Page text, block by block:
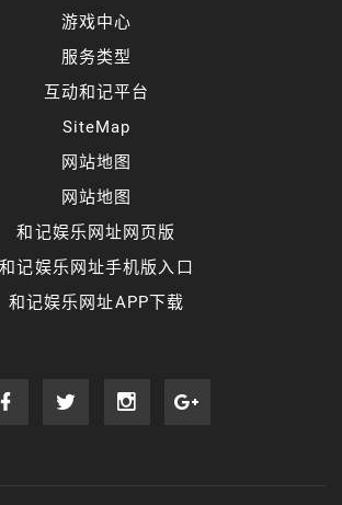
游戏中心
服务类型
互动和记平台
SiteMap
网站地图
网站地图
和记娱乐网址网页版
和记娱乐网址手机版入口
和记娱乐网址APP下载